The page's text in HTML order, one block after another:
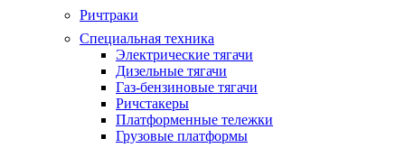
Ричтраки
Специальная техника
Электрические тягачи
Дизельные тягачи
Газ-бензиновые тягачи
Ричстакеры
Платформенные тележки
Грузовые платформы